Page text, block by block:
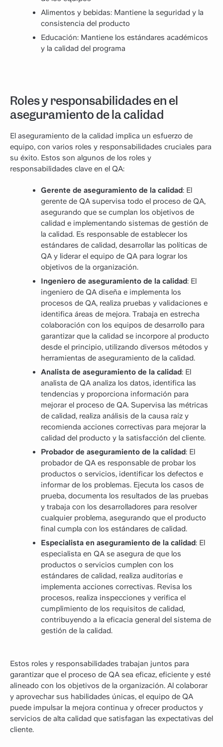
Alimentos y bebidas: Mantiene la seguridad y la
consistencia del producto
Educación: Mantiene los estándares académicos
y la calidad del programa
Roles y responsabilidades en el
aseguramiento de la calidad
El aseguramiento de la calidad implica un esfuerzo de
equipo, con varios roles y responsabilidades cruciales para
su éxito. Estos son algunos de los roles y
responsabilidades clave en el QA:
Gerente de aseguramiento de la calidad: El
gerente de QA supervisa todo el proceso de QA,
asegurando que se cumplan los objetivos de
calidad e implementando sistemas de gestión de
la calidad. Es responsable de establecer los
estándares de calidad, desarrollar las políticas de
QA y liderar el equipo de QA para lograr los
objetivos de la organización.
Ingeniero de aseguramiento de la calidad: El
ingeniero de QA diseña e implementa los
procesos de QA, realiza pruebas y validaciones e
identifica áreas de mejora. Trabaja en estrecha
colaboración con los equipos de desarrollo para
garantizar que la calidad se incorpore al producto
desde el principio, utilizando diversos métodos y
herramientas de aseguramiento de la calidad.
Analista de aseguramiento de la calidad: El
analista de QA analiza los datos, identifica las
tendencias y proporciona información para
mejorar el proceso de QA. Supervisa las métricas
de calidad, realiza análisis de la causa raíz y
recomienda acciones correctivas para mejorar la
calidad del producto y la satisfacción del cliente.
Probador de aseguramiento de la calidad: El
probador de QA es responsable de probar los
productos o servicios, identificar los defectos e
informar de los problemas. Ejecuta los casos de
prueba, documenta los resultados de las pruebas
y trabaja con los desarrolladores para resolver
cualquier problema, asegurando que el producto
final cumpla con los estándares de calidad.
Especialista en aseguramiento de la calidad: El
especialista en QA se asegura de que los
productos o servicios cumplen con los
estándares de calidad, realiza auditorías e
implementa acciones correctivas. Revisa los
procesos, realiza inspecciones y verifica el
cumplimiento de los requisitos de calidad,
contribuyendo a la eficacia general del sistema de
gestión de la calidad.
Estos roles y responsabilidades trabajan juntos para
garantizar que el proceso de QA sea eficaz, eficiente y esté
alineado con los objetivos de la organización. Al colaborar
y aprovechar sus habilidades únicas, el equipo de QA
puede impulsar la mejora continua y ofrecer productos y
servicios de alta calidad que satisfagan las expectativas del
cliente.